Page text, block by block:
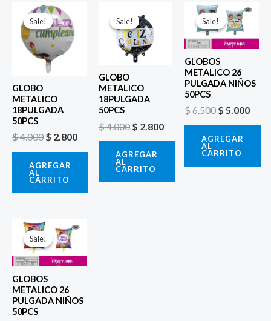
Sale!
Sale!
GLOBO
METALICO
18PULGADA
50PCS
$4.000
El
precio
original
era:
$ 4.000.
$ 2.800
AGREGAR
AL
CARRITO
Sale!
Sale!
GLOBO
METALICO
18PULGADA
50PCS
$4.000
precio
original
era:
$ 4.000.
$ 2.800
AGREGAR
AL
CARRITO
Sale!
Sale!
GLOBOS
METALICO 26
PULGADA NIÑOS
50PCS
$6.500
El
precio
original
era:
$ 5.000
El
AGREGAR
AL
CARRITO
Sale!
Sale!
GLOBOS
METALICO 26
PULGADA NIÑOS
50PCS
El
precio
original
era:
El